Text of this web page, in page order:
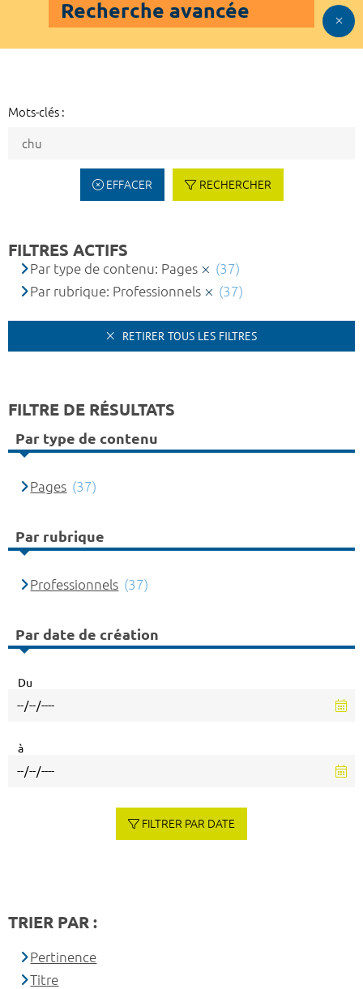
Recherche avancée
Mots-clés :
EFFACER RECHERCHER
FILTRES ACTIFS
Par type de contenu: Pages
(37)
Par rubrique: Professionnels
(37)
RETIRER TOUS LES FILTRES
FILTRE DE RÉSULTATS
Par type de contenu
Pages (37)
Par rubrique
Professionnels (37)
Par date de création
Du
à
FILTRER PAR DATE
TRIER PAR :
Pertinence
Titre